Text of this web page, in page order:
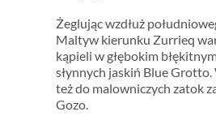
Żeglując wzdłuż
Maltyw kierunku Zurrieq
kąpieli w głębokim
słynnych jaskiń Blue
też do malowniczych zatok
Gozo.